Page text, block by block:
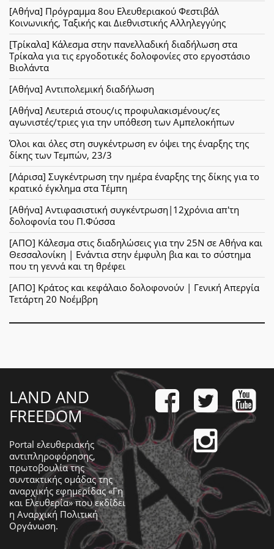
[Αθήνα] Πρόγραμμα 8ου Ελευθεριακού Φεστιβάλ
Κοινωνικής, Ταξικής και Διεθνιστικής Αλληλεγγύης
[Τρίκαλα] Κάλεσμα στην πανελλαδική διαδήλωση στα
Τρίκαλα για τις εργοδοτικές δολοφονίες στο εργοστάσιο
Βιολάντα
[Αθήνα] Αντιπολεμική διαδήλωση
[Αθήνα] Λευτεριά στους/ις προφυλακισμένους/ες
αγωνιστές/τριες για την υπόθεση των Αμπελοκήπων
Όλοι και όλες στη συγκέντρωση εν όψει της έναρξης της
δίκης των Τεμπών, 23/3
[Λάρισα] Συγκέντρωση την ημέρα έναρξης της δίκης για το
κρατικό έγκλημα στα Τέμπη
[Αθήνα] Αντιφασιστική συγκέντρωση|12χρόνια απ'τη
δολοφονία του Π.Φύσσα
[ΑΠΟ] Κάλεσμα στις διαδηλώσεις για την 25Ν σε Αθήνα και
Θεσσαλονίκη | Ενάντια στην έμφυλη βια και το σύστημα
που τη γεννά και τη θρέφει
[ΑΠΟ] Κράτος και κεφάλαιο δολοφονούν | Γενική Απεργία
Τετάρτη 20 Νοέμβρη
LAND AND
FREEDOM
Portal ελευθεριακής
αντιπληροφόρησης,
πρωτοβουλία της
συντακτικής ομάδας της
αναρχικής εφημερίδας «Γη
και Ελευθερία» που εκδίδει
η Αναρχική Πολιτική
Οργάνωση.